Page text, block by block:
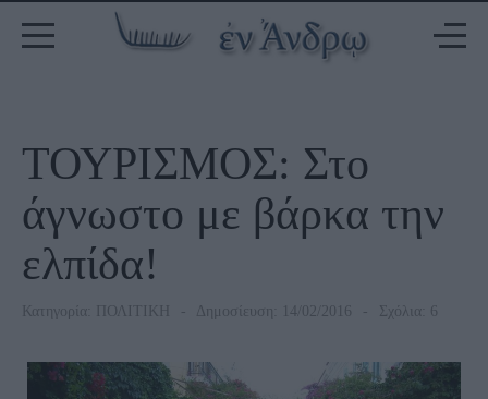
ΤΟΥΡΙΣΜΟΣ: Στο
άγνωστο με βάρκα την
ελπίδα!
Κατηγορία: ΠΟΛΙΤΙΚΗ Δημοσίευση: 14/02/2016 Σχόλια: 6